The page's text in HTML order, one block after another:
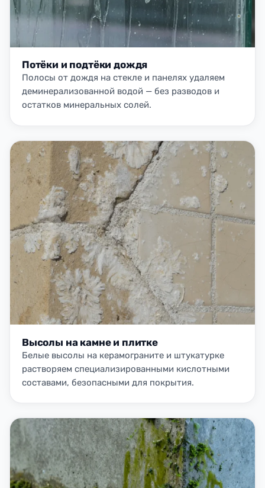
Потёки и подтёки дождя
Полосы от дождя на стекле и панелях удаляем
деминерализованной водой — без разводов и
остатков минеральных солей.
Высолы на камне и плитке
Белые высолы на керамограните и штукатурке
растворяем специализированными кислотными
составами, безопасными для покрытия.